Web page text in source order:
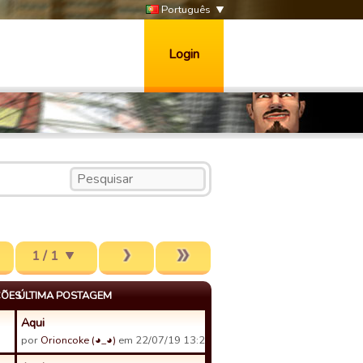
Português
Login
1 / 1
ÚLTIMA POSTAGEM
Aqui
por Orioncoke (◕_◕) em 22/07/19 13:21